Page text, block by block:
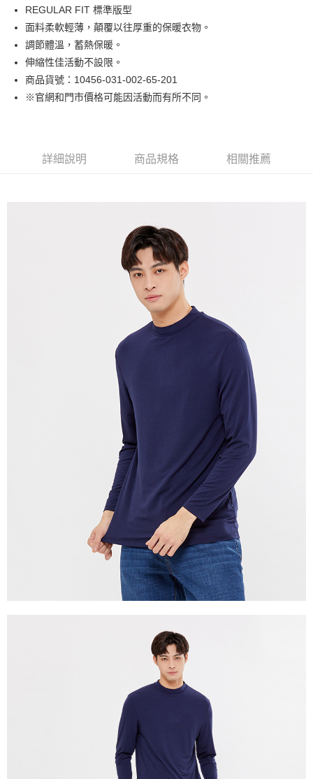
街口支付
悠遊付
Google Pay
貨到付款
每筆NT$130，滿NT$1,000(含以上)免運費
REGULAR FIT 標準版型
面料柔軟輕薄，顛覆以往厚重的保暖衣物。
調節體溫，蓄熱保暖。
伸縮性佳活動不設限。
商品貨號：10456-031-002-65-201
※官網和門市價格可能因活動而有所不同。
詳細說明 商品規格 相關推薦